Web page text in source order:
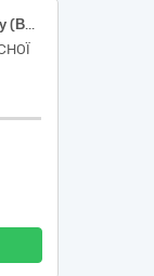
ДК 021:2015:39140000-5 Меблі для дому (Виготовлення та постачання меблів за індивідуальним замовленням, ДК 021:2015: 39140000-5 Меблі для дому)